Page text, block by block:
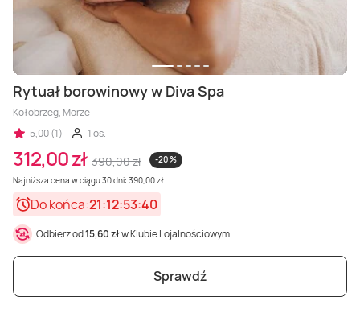
Rytuał borowinowy w Diva Spa
Kołobrzeg, Morze
5,00 (1)
1 os.
312,00 zł 390,00 zł
-20 %
Najniższa cena w ciągu 30 dni: 390,00 zł
Do końca:21:12:53:38
Odbierz od15,60 złw Klubie Lojalnościowym
Sprawdź